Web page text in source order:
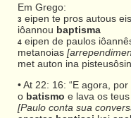
Em Grego:
3 eipen te pros autous
iôannou baptisma
4 eipen de paulos
metanoias
met auton ina
• At 22: 16: “E agora,
o batismo e lava os
[Paulo conta sua